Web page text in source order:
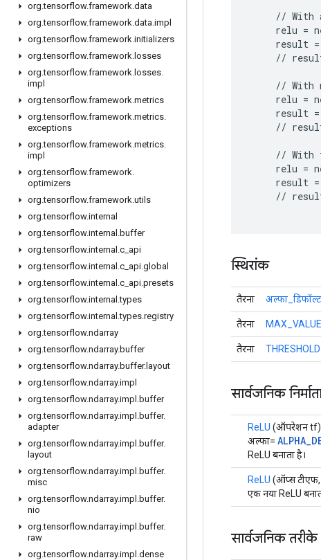
org.tensorflow.framework.data
org.tensorflow.framework.data.impl
org.tensorflow.framework.initializers
org.tensorflow.framework. losses
org.tensorflow.framework. losses.
impl
org.tensorflow.framework.metrics
org.tensorflow.framework.metrics.
exceptions
org.tensorflow.framework.metrics.
impl
org.tensorflow.framework.
optimizers
org.tensorflow.framework.utils
org.tensorflow.internal
org.tensorflow.internal .buffer
org.tensorflow.internal .c api
org.tensorflow.internal .c api.global
org.tensorflow.internal .c api.presets
org.tensorflow.internal .types
org.tensorflow.internal .types.registry
org.tensorflow.ndarray
org.tensorflow.ndarray.buffer
org.tensorflow.ndarray.buffer. layout
org.tensorflow.ndarray.impl
org.tensorflow.ndarray.impl .buffer
org.tensorflow.ndarray.impl .buffer.
adapter
org.tensorflow.ndarray.impl .buffer.
layout
org.tensorflow.ndarray.impl .buffer.
misc
org.tensorflow.ndarray.impl .buffer.
nio
org.tensorflow.ndarray.impl .buffer.
raw
org.tensorflow.ndarray.impl .dense
// With
relu =
result
//
// With
relu =
result
//
// With
relu =
result
//
स्थिरांक
तैरना अल्फा_डिफॉल्ट
तैरना
तैरना
सार्वजनिक
ReLU (ऑपरेशन tf)
अल्फा=
ReLU बनाता है।
ReLU (ऑप्स टीएफ,
एक नया ReLU
सार्वजनिक तरीके